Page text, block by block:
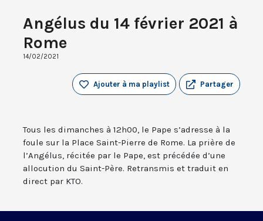
Angélus du 14 février 2021 à
Rome
14/02/2021
Partager
Ajouter à ma playlist
Tous les dimanches à 12h00, le Pape s’adresse à la
foule sur la Place Saint-Pierre de Rome. La prière de
l’Angélus, récitée par le Pape, est précédée d’une
allocution du Saint-Père. Retransmis et traduit en
direct par KTO.